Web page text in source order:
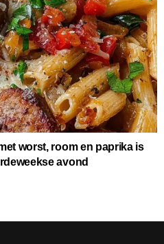
worst, room en paprika is
avond